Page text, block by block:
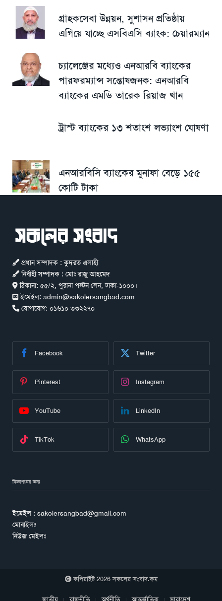
গ্রাহকসেবা উন্নয়ন, সুশাসন প্রতিষ্ঠায়
এগিয়ে যাচ্ছে এসবিএসি ব্যাংক: চেয়ারম্যান
চ্যালেঞ্জের মধ্যেও এনআরবি ব্যাংকের
পারফরম্যান্স সন্তোষজনক: এনআরবি
ব্যাংকের এমডি তারেক রিয়াজ খান
ট্রাস্ট ব্যাংকের ১৩ শতাংশ লভ্যাংশ ঘোষণা
এনআরবিসি ব্যাংকের মুনাফা বেড়ে ১৫৫
কোটি টাকা
প্রধান সম্পাদক : কুদরত এলাহী
নির্বাহী সম্পাদক : মোঃ রাজু আহমেদ
ঠিকানা: ৫৫/২, পুরানা পল্টন লেন, ঢাকা-১০০০।
ইমেইল: admin@sakolersangbad.com
যোগাযোগ: ০১৬১০ ৩৩২২৭০
Facebook Twitter
Pinterest Instagram
YouTube LinkedIn
TikTok WhatsApp
বিজ্ঞাপনের জন্য
ইমেইল : sakolersangbad@gmail.com
মোবাইলঃ
নিউজ মেইলঃ
কপিরাইট 2026 সকলের সংবাদ.কম
জাতীয় রাজনীতি অর্থনীতি আন্তর্জাতিক সারাদেশ